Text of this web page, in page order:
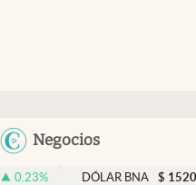
Negocios
Members
Economía y Política
DÓLAR BNA $ 1520 0.00%